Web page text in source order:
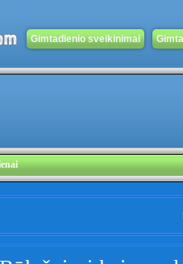
Gimtadienio sveikinimai